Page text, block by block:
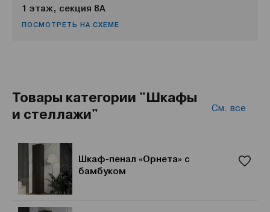
1 этаж, секция 8А
ПОСМОТРЕТЬ НА СХЕМЕ
Товары категории "Шкафы
и стеллажи"
См. все
Шкаф-пенал «Орнета» с
бамбуком